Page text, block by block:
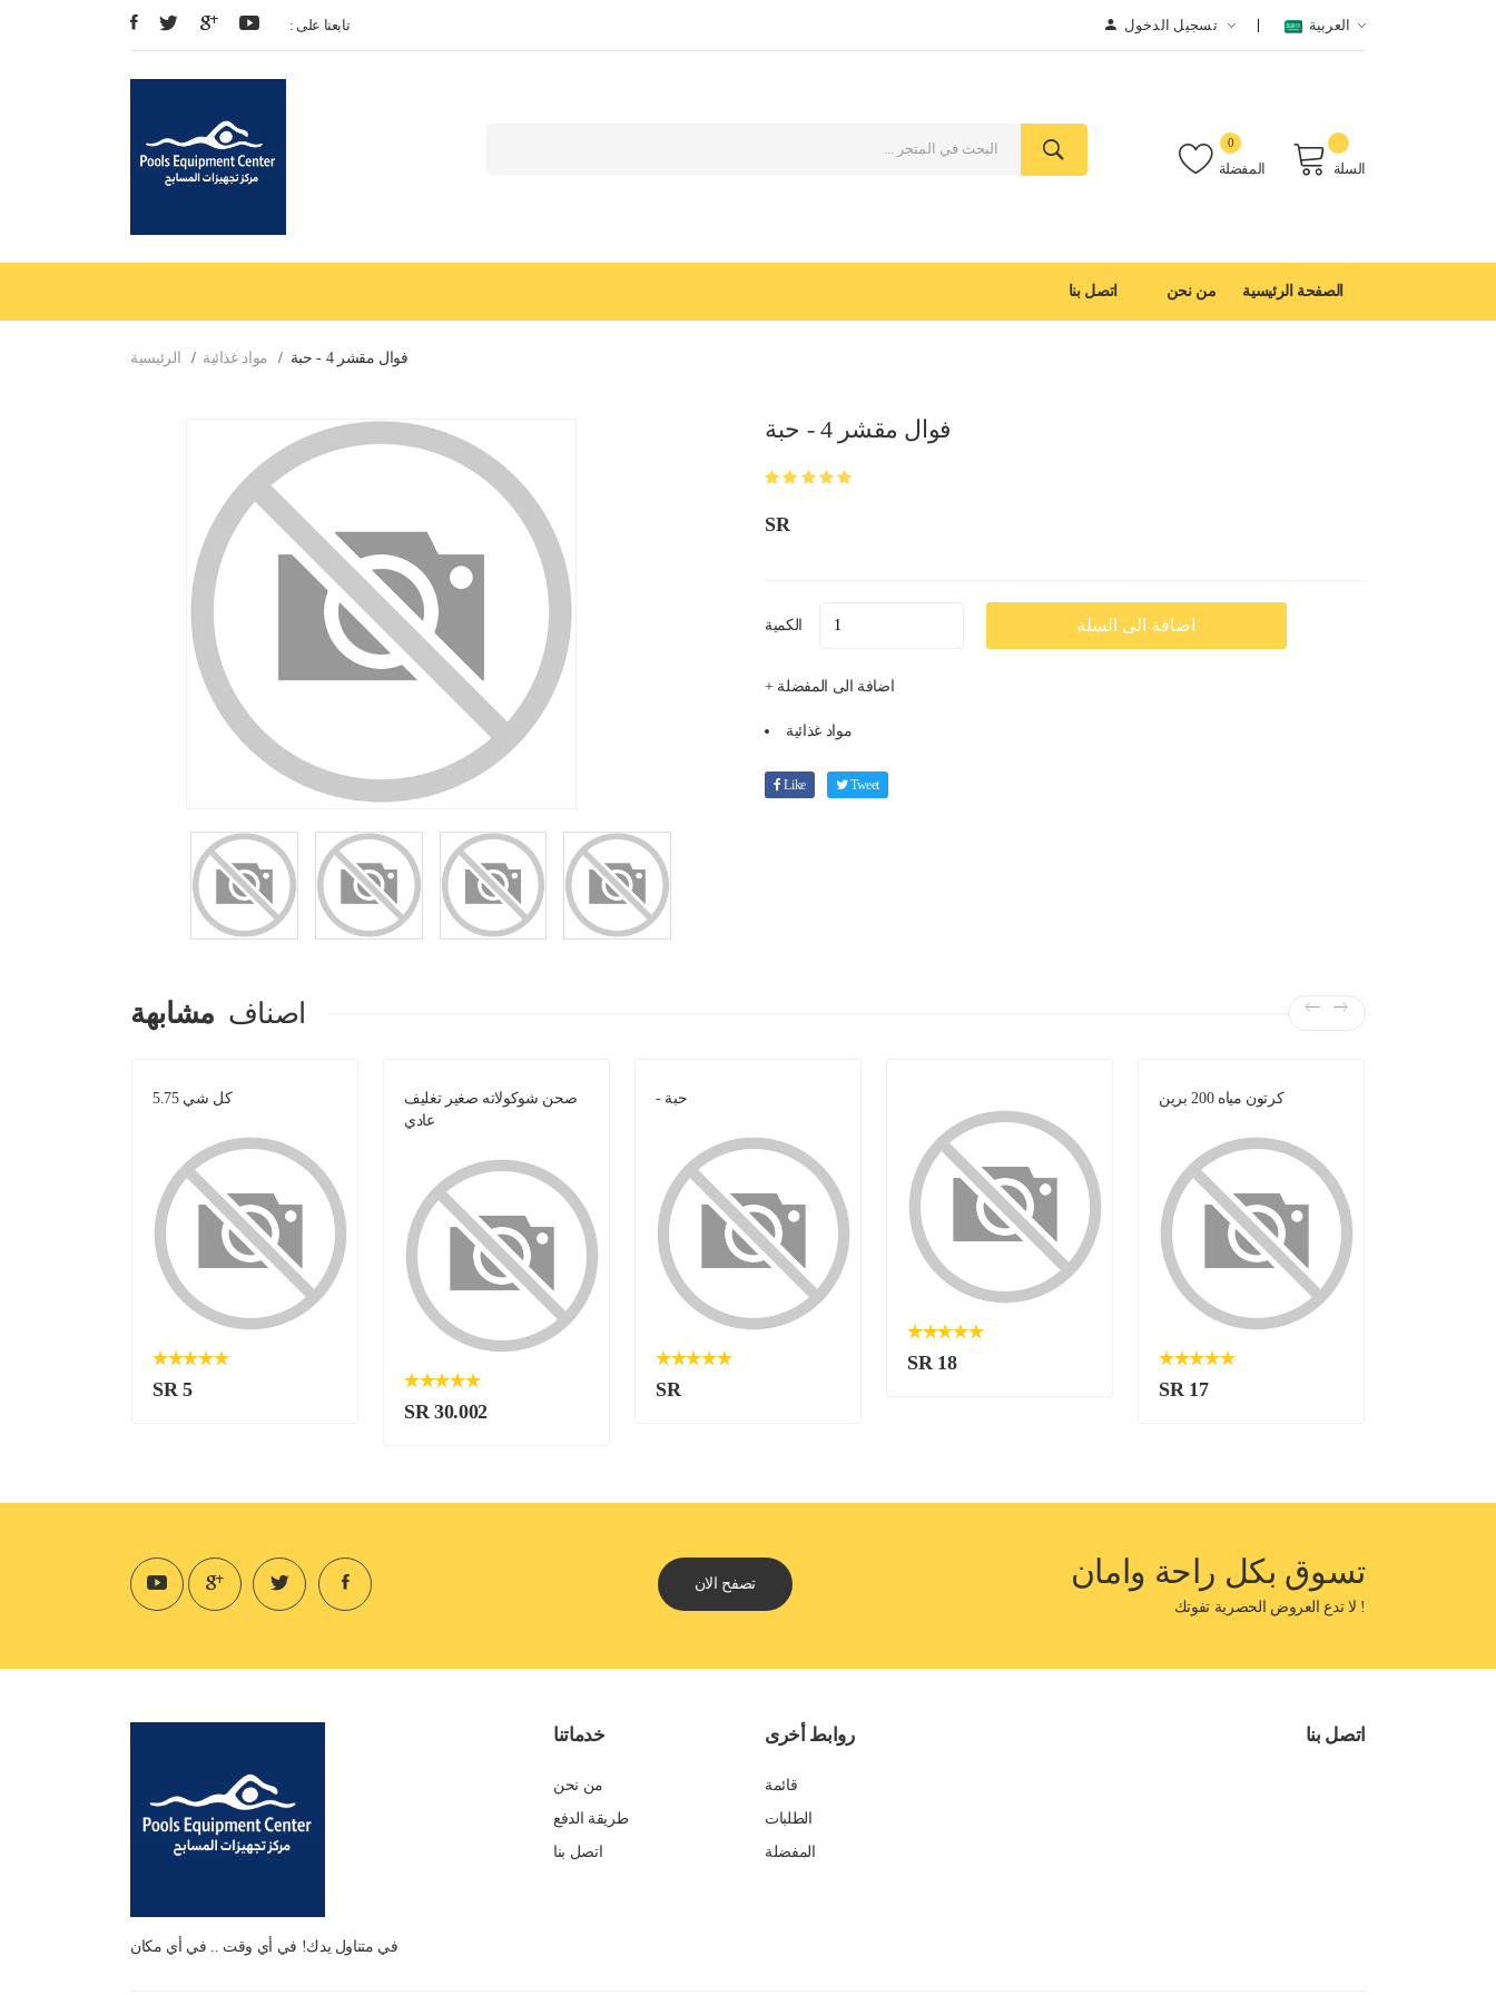
: تابعنا على تسجيل الدخول العربية
المفضلة
0
السلة
الصفحة الرئيسية من نحن اتصل بنا
الرئيسية مواد غذائية فوال مقشر 4 - حبة
فوال مقشر 4 - حبة
SR
الكمية اضافة الى السلة
+ اضافة الى المفضلة
مواد غذائية
Like Tweet
اصناف مشابهة
كل شي 5.75
SR 5
صحن شوكولاته صغير تغليف
عادي
SR 30.002
- حبة
SR
SR 18
كرتون مياه 200 برين
SR 17
تسوق بكل راحة وامان
! لا تدع العروض الحصرية تفوتك
تصفح الان
في متناول يدك! في أي وقت .. في أي مكان
خدماتنا
من نحن
طريقة الدفع
اتصل بنا
روابط أخرى
قائمة
الطلبات
المفضلة
اتصل بنا